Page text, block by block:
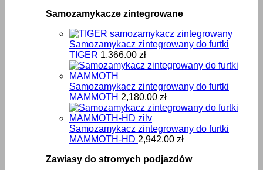
Samozamykacze zintegrowane
Samozamykacz zintegrowany do furtki
TIGER 1,366.00 zł
Samozamykacz zintegrowany do furtki
MAMMOTH 2,180.00 zł
Samozamykacz zintegrowany do furtki
MAMMOTH-HD 2,942.00 zł
Zawiasy do stromych podjazdów